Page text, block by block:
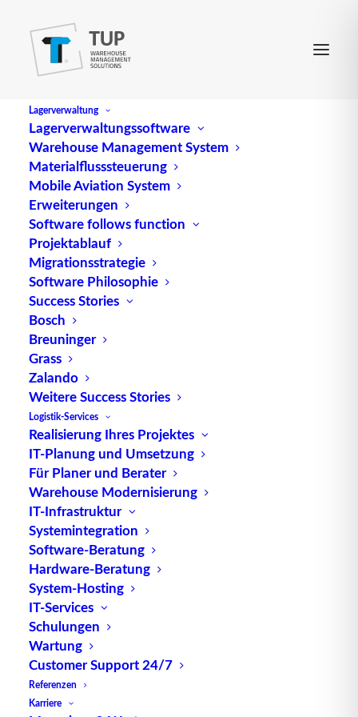
Lagerverwaltung
Lagerverwaltungssoftware
Warehouse Management System
Materialflusssteuerung
Mobile Aviation System
Erweiterungen
Software follows function
Projektablauf
Migrationsstrategie
Software Philosophie
Success Stories
Bosch
Breuninger
Grass
Zalando
Weitere Success Stories
Logistik-Services
Realisierung Ihres Projektes
IT-Planung und Umsetzung
Für Planer und Berater
Warehouse Modernisierung
IT-Infrastruktur
Systemintegration
Software-Beratung
Hardware-Beratung
System-Hosting
IT-Services
Schulungen
Wartung
Customer Support 24/7
Referenzen
Karriere
Von der Pünktlichkeit zur
belastbaren Termintreue
Wie rasch wir mit der Alltagserfahrung an unsere
eigenen Grenzen stoßen, soll dieser Beitrag
zeigen. Es geht um den Alltagsbegriff
„Pünktlichkeit“, der aber im
Managementeine eminente Rolle spielt. Vor allem
die belastbare Pünktlichkeit, die verbindliche
Terminzusage über lange
auch bei Spitzenbelastungen – ist eine
beträchtliche Herausforderung für alle
Lieferkettenbeteiligten. In der Fachsprache spricht
man vonATP–Available to Promise
bedeutet so viel wie ein „festes
Lieferversprechen“, auf das sich die Beteiligten